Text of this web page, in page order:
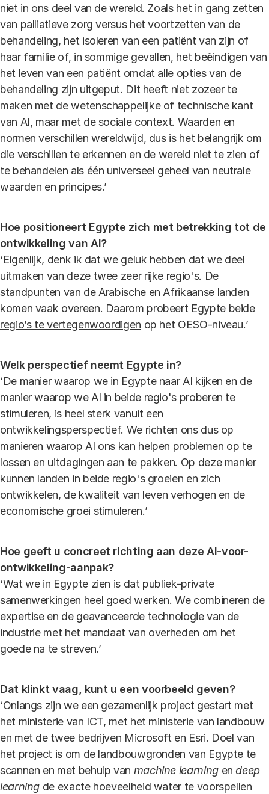
niet in ons deel van de wereld. Zoals het in gang zetten
van palliatieve zorg versus het voortzetten van de
behandeling, het isoleren van een patiënt van zijn of
haar familie of, in sommige gevallen, het beëindigen van
het leven van een patiënt omdat alle opties van de
behandeling zijn uitgeput. Dit heeft niet zozeer te
maken met de wetenschappelijke of technische kant
van AI, maar met de sociale context. Waarden en
normen verschillen wereldwijd, dus is het belangrijk om
die verschillen te erkennen en de wereld niet te zien of
te behandelen als één universeel geheel van neutrale
waarden en principes.’
Hoe positioneert Egypte zich met betrekking tot de
ontwikkeling van AI?
‘Eigenlijk, denk ik dat we geluk hebben dat we deel
uitmaken van deze twee zeer rijke regio's. De
standpunten van de Arabische en Afrikaanse landen
komen vaak overeen. Daarom probeert Egypte beide
regio’s te vertegenwoordigen op het OESO-niveau.’
Welk perspectief neemt Egypte in?
‘De manier waarop we in Egypte naar AI kijken en de
manier waarop we AI in beide regio's proberen te
stimuleren, is heel sterk vanuit een
ontwikkelingsperspectief. We richten ons dus op
manieren waarop AI ons kan helpen problemen op te
lossen en uitdagingen aan te pakken. Op deze manier
kunnen landen in beide regio's groeien en zich
ontwikkelen, de kwaliteit van leven verhogen en de
economische groei stimuleren.’
Hoe geeft u concreet richting aan deze AI-voor-
ontwikkeling-aanpak?
‘Wat we in Egypte zien is dat publiek-private
samenwerkingen heel goed werken. We combineren de
expertise en de geavanceerde technologie van de
industrie met het mandaat van overheden om het
goede na te streven.’
Dat klinkt vaag, kunt u een voorbeeld geven?
‘Onlangs zijn we een gezamenlijk project gestart met
het ministerie van ICT, met het ministerie van landbouw
en met de twee bedrijven Microsoft en Esri. Doel van
het project is om de landbouwgronden van Egypte te
scannen en met behulp van machine learningendeep
learning de exacte hoeveelheid water te voorspellen